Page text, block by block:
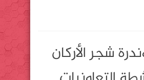
شجر الأركان